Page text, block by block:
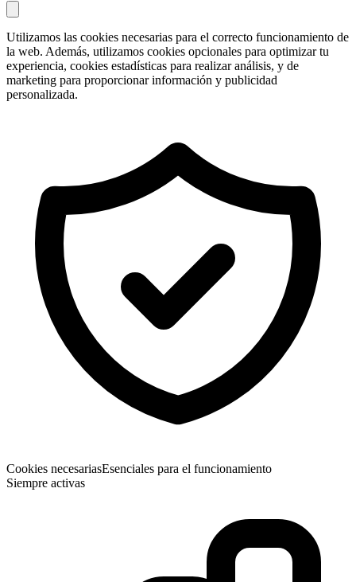
Utilizamos las cookies necesarias para el correcto funcionamiento de
la web. Además, utilizamos cookies opcionales para optimizar tu
experiencia, cookies estadísticas para realizar análisis, y de
marketing para proporcionar información y publicidad
personalizada.
Cookies necesariasEsenciales para el funcionamiento
Siempre activas